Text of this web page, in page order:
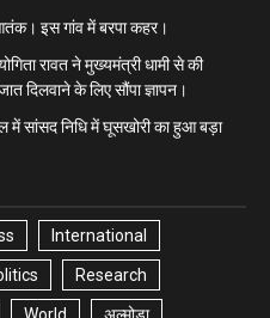
इस गांव में बरपा कहर।
रावत ने मुख्यमंत्री धामी से की
दिलवाने के लिए सौंपा ज्ञापन।
में सांसद निधि में घूसखोरी का हुआ बड़ा
International
Research